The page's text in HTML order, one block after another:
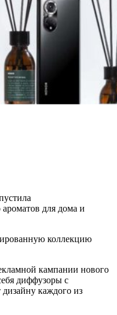
для дома и
коллекцию
кампании нового
диффузоры с
дизайну каждого из